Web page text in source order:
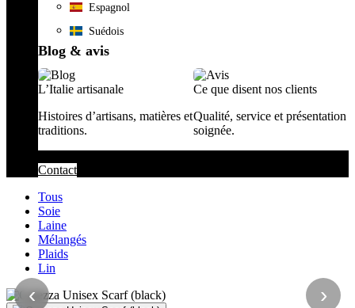
Espagnol
Suédois
Blog & avis
L’Italie artisanale
Histoires d’artisans, matières et
traditions.
Ce que disent nos clients
Qualité, service et présentation
soignée.
Contact
Tous
Soie
Laine
Mélangés
Plaids
Lin
‹ ›